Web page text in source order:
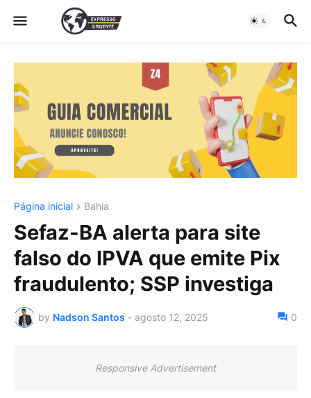
Página inicial Bahia
Sefaz-BA alerta para site
falso do IPVA que emite Pix
fraudulento; SSP investiga
by Nadson Santos - agosto 12, 2025 0
Responsive Advertisement